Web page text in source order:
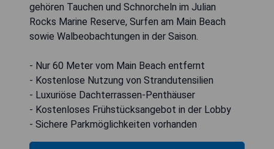
gehören Tauchen und Schnorcheln im Julian
Rocks Marine Reserve, Surfen am Main Beach
sowie Walbeobachtungen in der Saison.
- Nur 60 Meter vom Main Beach entfernt
- Kostenlose Nutzung von Strandutensilien
- Luxuriöse Dachterrassen-Penthäuser
- Kostenloses Frühstücksangebot in der Lobby
- Sichere Parkmöglichkeiten vorhanden